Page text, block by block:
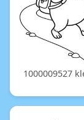
1000009527